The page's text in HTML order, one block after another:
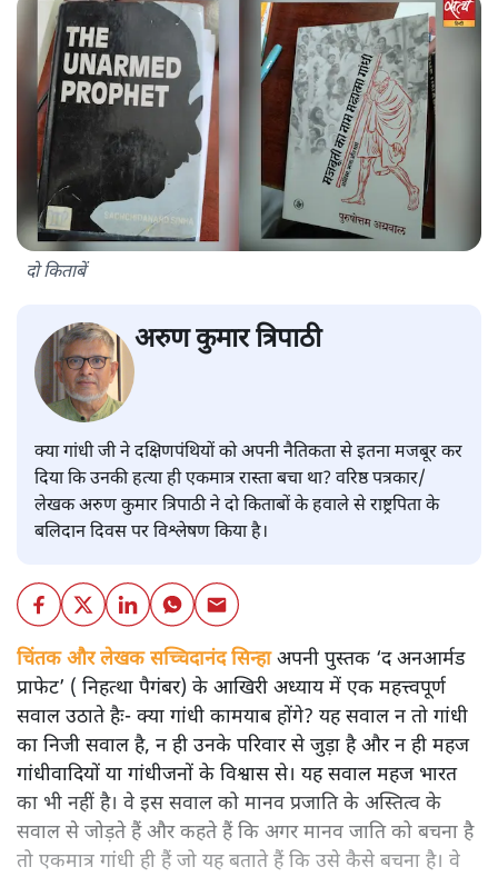
दो किताबें
अरुण कुमार त्रिपाठी
क्या गांधी जी ने दक्षिणपंथियों को अपनी नैतिकता से इतना मजबूर कर
दिया कि उनकी हत्या ही एकमात्र रास्ता बचा था? वरिष्ठ पत्रकार/
लेखक अरुण कुमार त्रिपाठी ने दो किताबों के हवाले से राष्ट्रपिता के
बलिदान दिवस पर विश्लेषण किया है।
चिंतक और लेखक सच्चिदानंद सिन्हाअपनी पुस्तक ‘द अनआर्मड
प्राफेट’ ( निहत्था पैगंबर) के आखिरी अध्याय में एक महत्त्वपूर्ण
सवाल उठाते हैः- क्या गांधी कामयाब होंगे? यह सवाल न तो गांधी
का निजी सवाल है, न ही उनके परिवार से जुड़ा है और न ही महज
गांधीवादियों या गांधीजनों के विश्वास से। यह सवाल महज भारत
का भी नहीं है। वे इस सवाल को मानव प्रजाति के अस्तित्व के
सवाल से जोड़ते हैं और कहते हैं कि अगर मानव जाति को बचना है
तो एकमात्र गांधी ही हैं जो यह बताते हैं कि उसे कैसे बचना है। वे